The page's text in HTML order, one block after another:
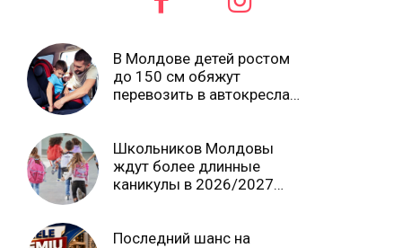
В Молдове детей ростом
до 150 см обяжут
перевозить в автокреслах
Школьников Молдовы
ждут более длинные
каникулы в 2026/2027
Последний шанс на